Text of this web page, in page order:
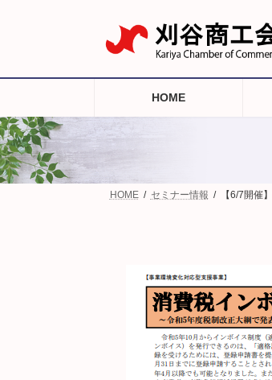
ツ
キ
ッ
プ
シ
に
移
動
HOME
HOME セミナー情報 【6/7開催